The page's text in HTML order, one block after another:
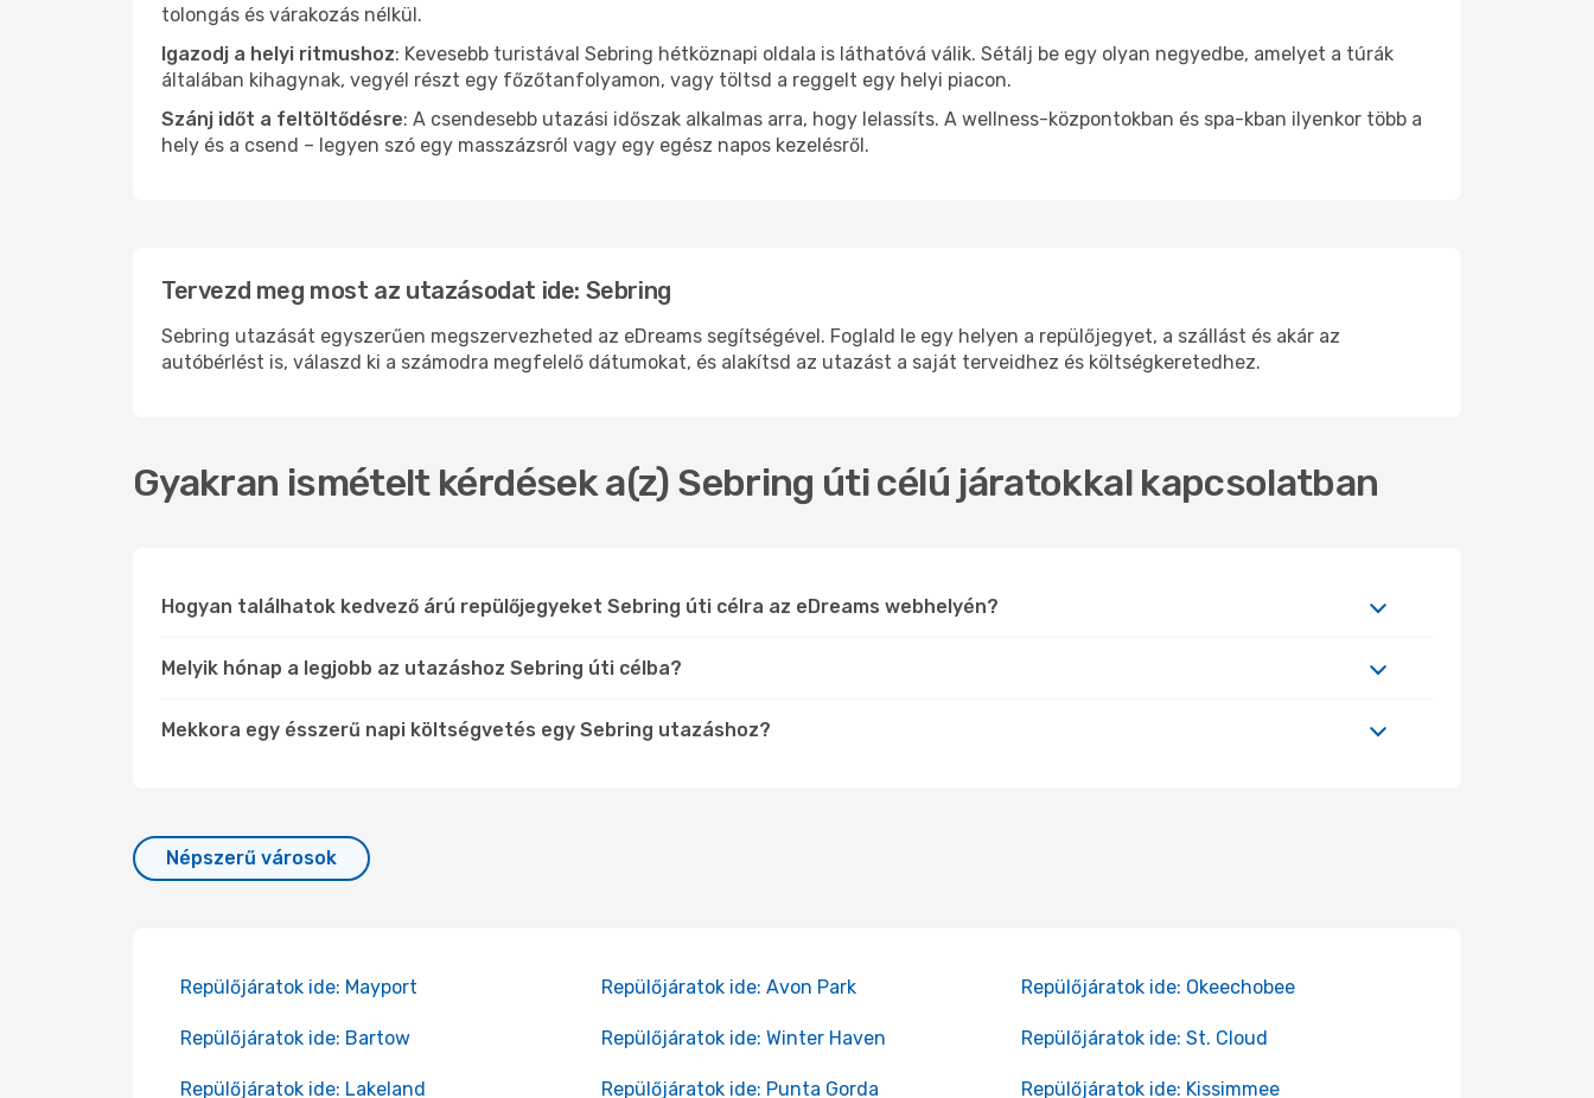
tolongás és várakozás nélkül.
Igazodj a helyi ritmushoz: Kevesebb turistával Sebring hétköznapi oldala is láthatóvá válik. Sétálj be egy olyan negyedbe, amelyet a túrák
általában kihagynak, vegyél részt egy főzőtanfolyamon, vagy töltsd a reggelt egy helyi piacon.
Szánj időt a feltöltődésre: A csendesebb utazási időszak alkalmas arra, hogy lelassíts. A wellness-központokban és spa-kban ilyenkor több a
hely és a csend – legyen szó egy masszázsról vagy egy egész napos kezelésről.
Tervezd meg most az utazásodat ide: Sebring
Sebring utazását egyszerűen megszervezheted az eDreams segítségével. Foglald le egy helyen a repülőjegyet, a szállást és akár az
autóbérlést is, válaszd ki a számodra megfelelő dátumokat, és alakítsd az utazást a saját terveidhez és költségkeretedhez.
Gyakran ismételt kérdések a(z) Sebring úti célú járatokkal kapcsolatban
Hogyan találhatok kedvező árú repülőjegyeket Sebring úti célra az eDreams webhelyén?
Melyik hónap a legjobb az utazáshoz Sebring úti célba?
Mekkora egy ésszerű napi költségvetés egy Sebring utazáshoz?
Népszerű városok
Repülőjáratok ide: Mayport Repülőjáratok ide: Avon Park Repülőjáratok ide: Okeechobee
Repülőjáratok ide: Bartow Repülőjáratok ide: Winter Haven Repülőjáratok ide: St. Cloud
Repülőjáratok ide: Lakeland Repülőjáratok ide: Punta Gorda Repülőjáratok ide: Kissimmee